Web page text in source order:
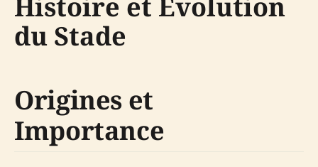
du Stade
Origines et
Importance